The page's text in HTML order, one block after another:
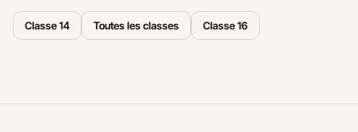
Classe 14 Toutes les classes Classe 16